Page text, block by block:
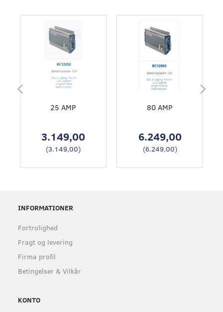
25 AMP
3.149,00
(3.149,00)
80 AMP
6.249,00
(6.249,00)
INFORMATIONER
Fortrolighed
Fragt og levering
Firma profil
Betingelser & Vilkår
KONTO